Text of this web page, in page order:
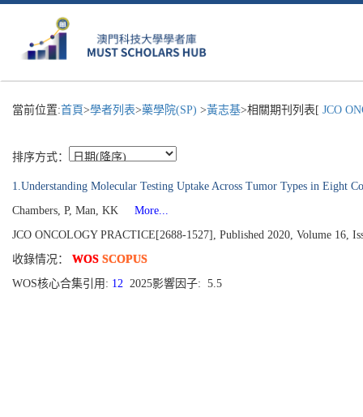
當前位置:首頁>學者列表>藥學院(SP) >黃志基>相關期刊列表[ JCO
排序方式：
1.Understanding Molecular Testing Uptake Across Tumor Types in Eight
Chambers, P, Man, KK
More...
JCO ONCOLOGY PRACTICE[2688-1527], Published 2020, Volume 16,
收錄情况： WOS SCOPUS
WOS核心合集引用: 12 2025影響因子: 5.5